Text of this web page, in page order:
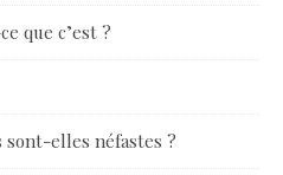
que c’est ?
elles néfastes ?